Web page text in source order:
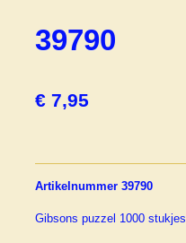
39790
€ 7,95
Artikelnummer 39790
Gibsons puzzel 1000 stukjes